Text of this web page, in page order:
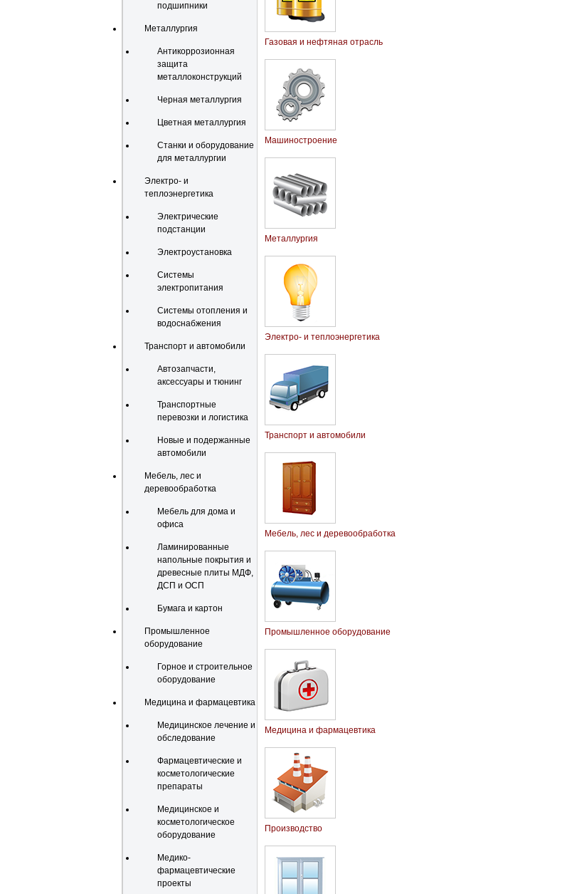
подшипники
Металлургия
Антикоррозионная
защита
металлоконструкций
Черная металлургия
Цветная металлургия
Станки и оборудование
для металлургии
Электро- и
теплоэнергетика
Электрические
подстанции
Электроустановка
Системы
электропитания
Системы отопления и
водоснабжения
Транспорт и автомобили
Автозапчасти,
аксессуары и тюнинг
Транспортные
перевозки и логистика
Новые и подержанные
автомобили
Мебель, лес и
деревообработка
Мебель для дома и
офиса
Ламинированные
напольные покрытия и
древесные плиты МДФ,
ДСП и ОСП
Бумага и картон
Промышленное
оборудование
Горное и строительное
оборудование
Медицина и фармацевтика
Медицинское лечение и
обследование
Фармацевтические и
косметологические
препараты
Медицинское и
косметологическое
оборудование
Медико-
фармацевтические
проекты
Газовая и нефтяная отрасль
Машиностроение
Металлургия
Электро- и теплоэнергетика
Транспорт и автомобили
Мебель, лес и деревообработка
Промышленное оборудование
Медицина и фармацевтика
Производство